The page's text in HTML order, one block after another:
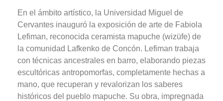
En el ámbito artístico, la Universidad Miguel de
Cervantes inauguró la exposición de arte de Fabiola
Lefiman, reconocida ceramista mapuche (wizüfe) de
la comunidad Lafkenko de Concón. Lefiman trabaja
con técnicas ancestrales en barro, elaborando piezas
escultóricas antropomorfas, completamente hechas a
mano, que recuperan y revalorizan los saberes
históricos del pueblo mapuche. Su obra, impregnada